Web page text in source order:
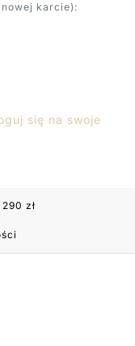
karcie):
się na swoje
zł